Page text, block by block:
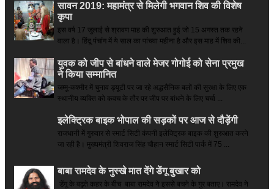
सावन 2019: महामंत्र से मिलेगी भगवान शिव की विशेष
कृपा
इस वर्ष 17 जुलाई से श्रावण माह की शुरुआत हुई जो 15 अगस्त तक रहने
वाला है। हिंदू पंचांग में ये साल का पांचवा महीना है और इस माह में शिव की...
युवक को जीप से बांधने वाले मेजर गोगोई को सेना प्रमुख
ने किया सम्‍मानित
जम्मू-कश्मीर में चुनाव ड्यूटी पर जा रहे अद्धसैनिक बलों की सुरक्षा के लिए एक
स्थानीय व्यक्ति को कवच के तौर पर जीप पर बांधने के लिए चर्चा ...
इलेक्ट्रिक बाइक भोपाल की सड़कों पर आज से दौड़ेंगी
राजधानी में गुरुवार से स्मार्ट सिटी कंपनी इलेक्ट्रिक बाइक की शुरुआत करने
जा रही है। मुख्यमंत्री शिवराज सिंह चौहान स्मार्ट सिटी पार्क में 75 ...
बाबा रामदेव के नुस्खे मात देंगे डेंगू बुखार को
डेंगू के बढ़ते कहर के बीच बाबा रामदेव ने इससे बचने के गुर बताए। रामदेव ने